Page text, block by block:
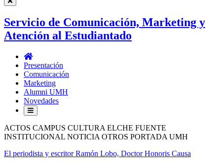
Servicio de Comunicación, Marketing y
Atención al Estudiantado
Servicio
de
Comunicación,
Marketing
y
Atención
al
Estudiantado
Presentación
Comunicación
Marketing
Alumni UMH
Novedades
ACTOS CAMPUS CULTURA ELCHE FUENTE
INSTITUCIONAL NOTICIA OTROS PORTADA UMH
El periodista y escritor Ramón Lobo, Doctor Honoris Causa